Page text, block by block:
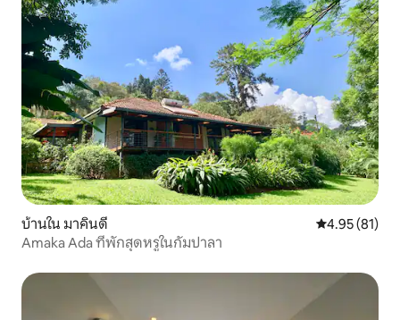
บ้านใน มาคินดี คะแนนเฉลี่ย
4.95 (81)
Amaka Ada ที่พักสุดหรูในกัมปาลา